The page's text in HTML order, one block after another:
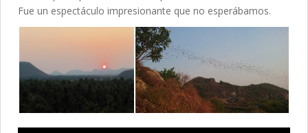
Fue un espectáculo impresionante que no esperábamos.